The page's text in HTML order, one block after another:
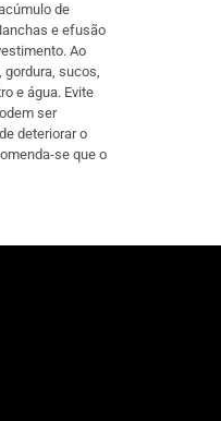
de
e efusão
Ao
gordura, sucos,
e água. Evite
ser
deteriorar o
se que o